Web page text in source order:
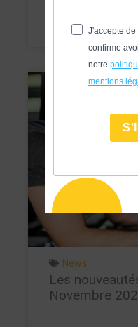
News
Les
Novembre
J'accepte
confirme
notre
mentions